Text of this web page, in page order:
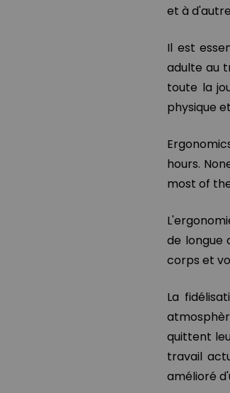
et à
Il est
adulte au
toute la
physique
hours.
most of
de longue
corps et
La
quittent
travail
amélioré